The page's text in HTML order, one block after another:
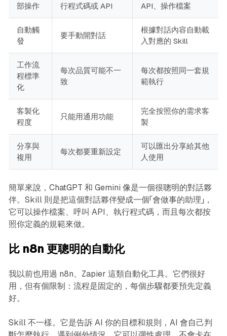
部操作
行程式碼或 API
API、操作檔案
自動觸
發
要手動開對話
根據對話內容自動載
入對應的 Skill
工作流
程標準
化
每次品質可能不一
致
每次都按照同一套規
範執行
客製化
程度
只能用通用功能
完全按照你的需求客
製
分享與
複用
每次都要重新設定
可以匯出分享給其他
人使用
簡單來說，ChatGPT 和 Gemini 像是一個很聰明的對話夥
伴。Skill 則是把這個對話夥伴變成一個「會做事的助理」，
它可以操作檔案、呼叫 API、執行程式碼，而且每次都按
照你定義的規範來做。
比 n8n 更聰明的自動化
我以前也用過 n8n、Zapier 這類自動化工具。它們很好
用，但有個限制：流程是固定的，每個步驟都要預先定義
好。
Skill 不一樣。它是告訴 AI 你的目標和規則，AI 會自己判